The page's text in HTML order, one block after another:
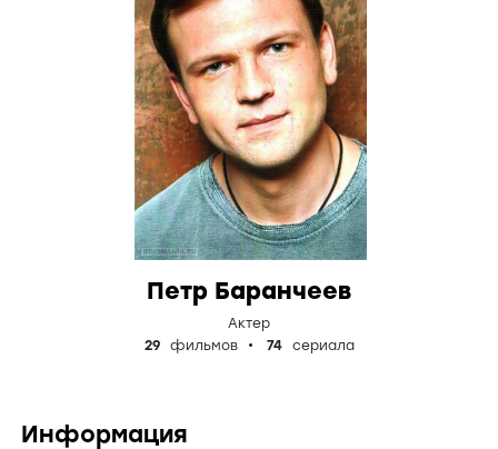
Петр Баранчеев
Актер
29
фильмов 74 сериала
Информация